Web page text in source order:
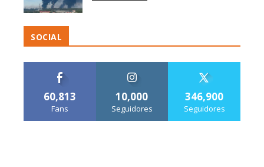
SOCIAL
60,813
Fans
10,000
Seguidores
346,900
Seguidores